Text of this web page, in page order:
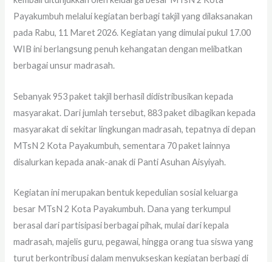
Payakumbuh melalui kegiatan berbagi takjil yang dilaksanakan
pada Rabu, 11 Maret 2026. Kegiatan yang dimulai pukul 17.00
WIB ini berlangsung penuh kehangatan dengan melibatkan
berbagai unsur madrasah.
Sebanyak 953 paket takjil berhasil didistribusikan kepada
masyarakat. Dari jumlah tersebut, 883 paket dibagikan kepada
masyarakat di sekitar lingkungan madrasah, tepatnya di depan
MTsN 2 Kota Payakumbuh, sementara 70 paket lainnya
disalurkan kepada anak-anak di Panti Asuhan Aisyiyah.
Kegiatan ini merupakan bentuk kepedulian sosial keluarga
besar MTsN 2 Kota Payakumbuh. Dana yang terkumpul
berasal dari partisipasi berbagai pihak, mulai dari kepala
madrasah, majelis guru, pegawai, hingga orang tua siswa yang
turut berkontribusi dalam menyukseskan kegiatan berbagi di